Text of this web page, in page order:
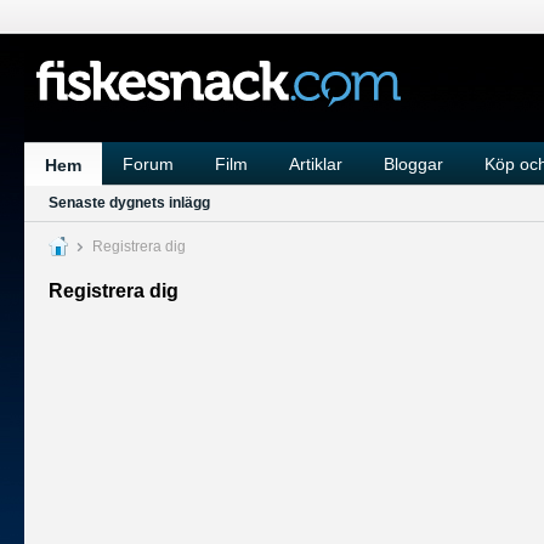
Hem Forum Film Artiklar Bloggar Köp
Senaste dygnets inlägg
Registrera dig
Registrera dig